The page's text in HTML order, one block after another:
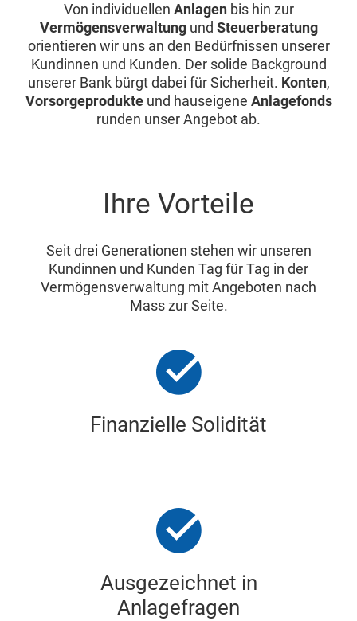
Von individuellen Anlagenbis hin zur
Vermögensverwaltungund Steuerberatung
orientieren wir uns an den Bedürfnissen unserer
Kundinnen und Kunden. Der solide Background
unserer Bank bürgt dabei für Sicherheit. Konten,
Vorsorgeprodukteund hauseigene Anlagefonds
runden unser Angebot ab.
Ihre Vorteile
Seit drei Generationen stehen wir unseren
Kundinnen und Kunden Tag für Tag in der
Vermögensverwaltung mit Angeboten nach
Mass zur Seite.
Finanzielle Solidität
Ausgezeichnet in
Anlagefragen